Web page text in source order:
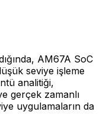
AM67A SoC
seviye işleme
analitiği,
gerçek zamanlı
uygulamaların da